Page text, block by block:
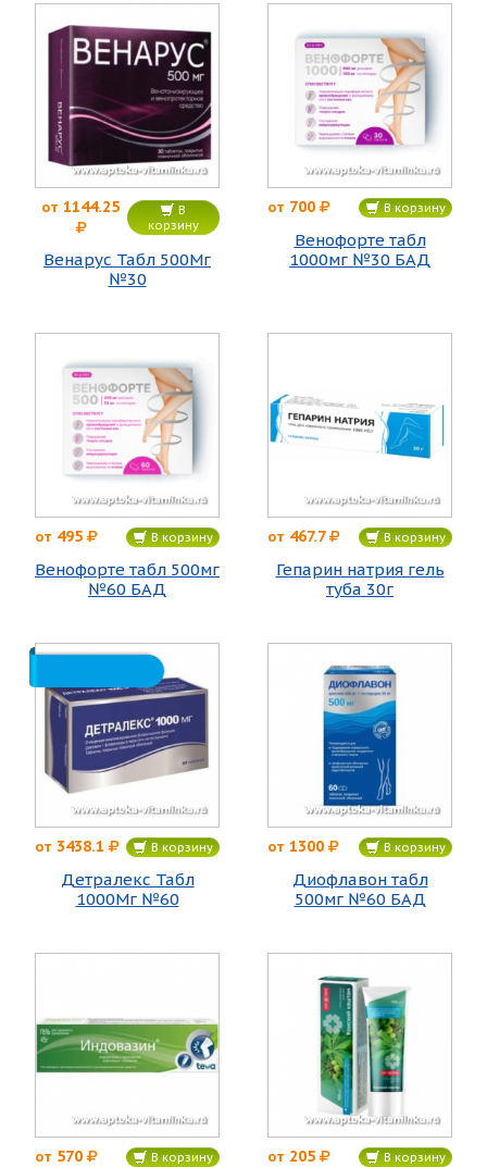
от 1144.25
В
корзину
Венарус Табл 500Мг
№30
от 700 В корзину
Венофорте табл
1000мг №30 БАД
от 495 В корзину
Венофорте табл 500мг
№60 БАД
от 467.7 В корзину
Гепарин натрия гель
туба 30г
от 3438.1 В корзину
Детралекс Табл
1000Мг №60
от 1300 В корзину
Диофлавон табл
500мг №60 БАД
от 570 В корзину от 205 В корзину